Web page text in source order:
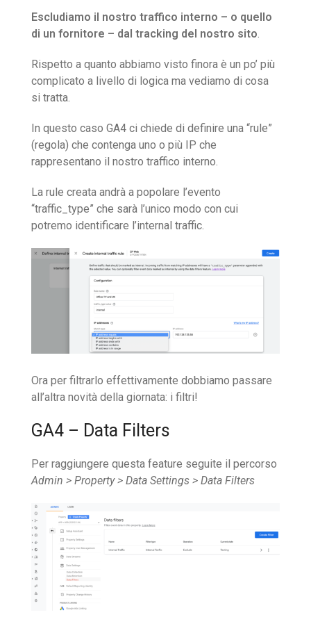
Escludiamo il nostro traffico interno – o quello
di un fornitore – dal tracking del nostro sito.
Rispetto a quanto abbiamo visto finora è un po’ più
complicato a livello di logica ma vediamo di cosa
si tratta.
In questo caso GA4 ci chiede di definire una “rule”
(regola) che contenga uno o più IP che
rappresentano il nostro traffico interno.
La rule creata andrà a popolare l’evento
“traffic_type” che sarà l’unico modo con cui
potremo identificare l’internal traffic.
Ora per filtrarlo effettivamente dobbiamo passare
all’altra novità della giornata: i filtri!
GA4 – Data Filters
Per raggiungere questa feature seguite il percorso
Admin > Property > Data Settings > Data Filters